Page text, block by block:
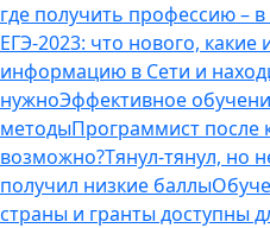
где получить профессию – в
ЕГЭ-2023: что нового, какие
информацию в Сети и
нужноЭффективное
методыПрограммист после
возможно?Тянул-тянул, но
получил низкие баллы
страны и гранты доступны